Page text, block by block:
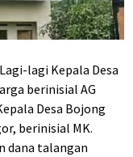
_Lagi-lagi Kepala Desa
berinisial AG
Desa Bojong
berinisial MK.
dana talangan